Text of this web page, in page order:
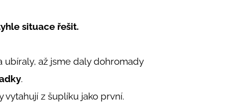
situace řešit.
ubíraly, až jsme daly dohromady
.
vytahují z šuplíku jako první.